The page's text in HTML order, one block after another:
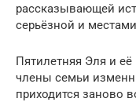
рассказывающей
серьёзной и
Пятилетняя Эля и
члены семьи
приходится заново